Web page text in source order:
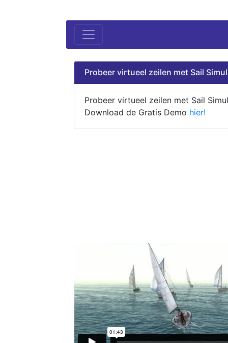
Probeer virtueel zeilen met Sail
Probeer virtueel zeilen met Sail
Download de Gratis Demo hier!